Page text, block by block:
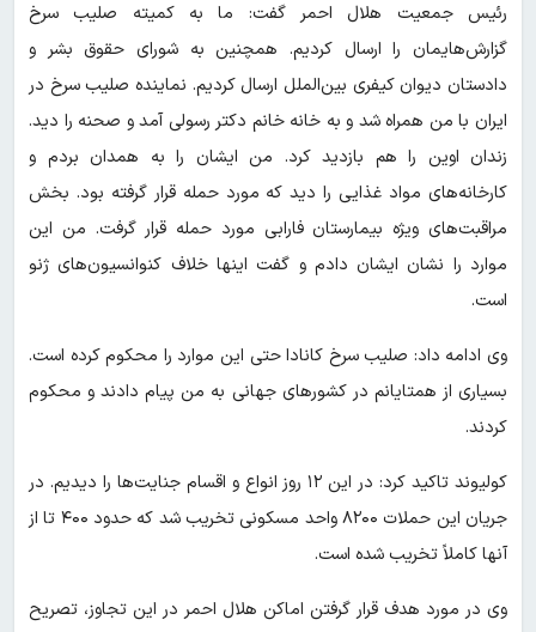
رئیس جمعیت هلال احمر گفت: ما به کمیته صلیب سرخ
گزارش‌هایمان را ارسال کردیم. همچنین به شورای حقوق بشر و
دادستان دیوان کیفری بین‌الملل ارسال کردیم. نماینده صلیب سرخ در
ایران با من همراه شد و به خانه خانم دکتر رسولی آمد و صحنه را دید.
زندان اوین را هم بازدید کرد. من ایشان را به همدان بردم و
کارخانه‌های مواد غذایی را دید که مورد حمله قرار گرفته بود. بخش
مراقبت‌های ویژه بیمارستان فارابی مورد حمله قرار گرفت. من این
موارد را نشان ایشان دادم و گفت اینها خلاف کنوانسیون‌های ژنو
است.
وی ادامه داد: صلیب سرخ کانادا حتی این موارد را محکوم کرده است.
بسیاری از همتایانم در کشورهای جهانی به من پیام دادند و محکوم
کردند.
کولیوند تاکید کرد: در این ۱۲ روز انواع و اقسام جنایت‌ها را دیدیم. در
جریان این حملات ۸۲۰۰ واحد مسکونی تخریب شد که حدود ۴۰۰ تا از
آنها کاملاً تخریب شده است.
وی در مورد هدف قرار گرفتن اماکن هلال احمر در این تجاوز، تصریح